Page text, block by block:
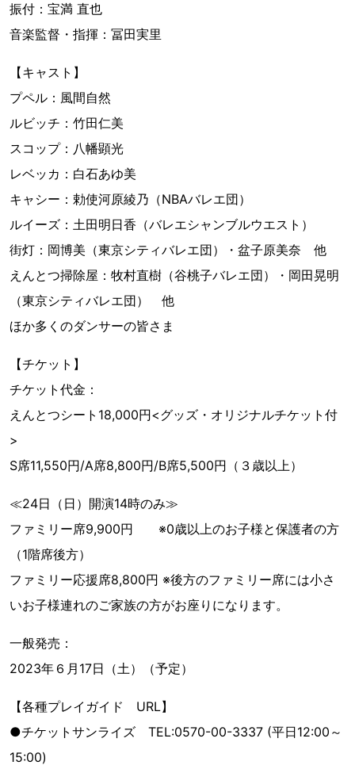
振付：宝満 直也
音楽監督・指揮：冨田実里
【キャスト】
プペル：風間自然
ルビッチ：竹田仁美
スコップ：八幡顕光
レベッカ：白石あゆ美
キャシー：勅使河原綾乃（NBAバレエ団）
ルイーズ：土田明日香（バレエシャンブルウエスト）
街灯：岡博美（東京シティバレエ団）・盆子原美奈 他
えんとつ掃除屋：牧村直樹（谷桃子バレエ団）・岡田晃明
（東京シティバレエ団） 他
ほか多くのダンサーの皆さま
【チケット】
チケット代金：
えんとつシート18,000円<グッズ・オリジナルチケット付
>
S席11,550円/A席8,800円/B席5,500円（３歳以上）
≪24日（日）開演14時のみ≫
ファミリー席9,900円 ※0歳以上のお子様と保護者の方
（1階席後方）
ファミリー応援席8,800円 ※後方のファミリー席には小さ
いお子様連れのご家族の方がお座りになります。
一般発売：
2023年６月17日（土）（予定）
【各種プレイガイド URL】
●チケットサンライズ TEL:0570-00-3337 (平日12:00～
15:00)